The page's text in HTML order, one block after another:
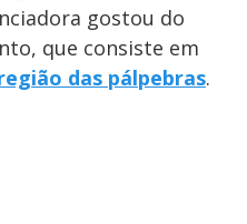
gostou do
que consiste em
das pálpebras.